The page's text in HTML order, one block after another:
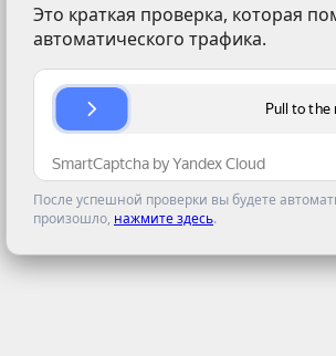
Это краткая проверка, которая
автоматического трафика.
После успешной проверки вы будете
произошло, нажмите здесь.